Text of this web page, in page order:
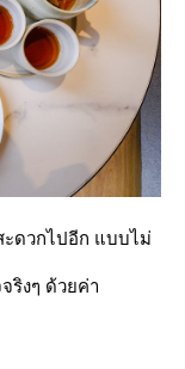
ะดวกไปอีก แบบไม่
ริงๆ ด้วยค่า